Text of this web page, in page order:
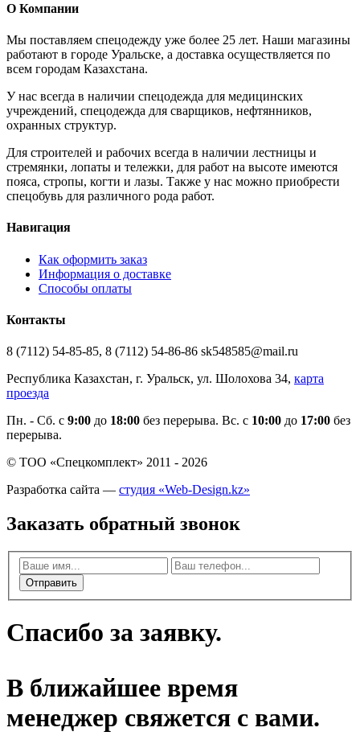
О Компании
Мы поставляем спецодежду уже более 25 лет. Наши магазины
работают в городе Уральске, а доставка осуществляется по
всем городам Казахстана.
У нас всегда в наличии спецодежда для медицинских
учреждений, спецодежда для сварщиков, нефтянников,
охранных структур.
Для строителей и рабочих всегда в наличии лестницы и
стремянки, лопаты и тележки, для работ на высоте имеются
пояса, стропы, когти и лазы. Также у нас можно приобрести
спецобувь для различного рода работ.
Навигация
Как оформить заказ
Информация о доставке
Способы оплаты
Контакты
8 (7112) 54-85-85, 8 (7112) 54-86-86 sk548585@mail.ru
Республика Казахстан, г. Уральск, ул. Шолохова 34, карта
проезда
Пн. - Cб. с 9:00 до 18:00 без перерыва. Вс. с 10:00 до 17:00 без
перерыва.
© ТОО «Спецкомплект» 2011 - 2026
Разработка сайта — студия «Web-Design.kz»
Заказать обратный звонок
Отправить
Спасибо за заявку.
В ближайшее время
менеджер свяжется с вами.